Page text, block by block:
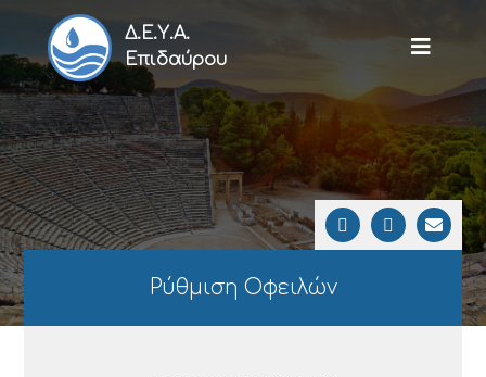
Δ.Ε.Υ.Α.
Επιδαύρου
Ρύθμιση Οφειλών